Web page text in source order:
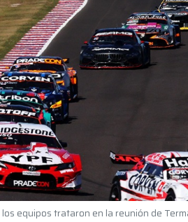
equipos trataron en la reunión de